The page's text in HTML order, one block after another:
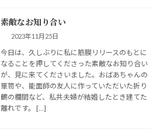
素敵なお知り合い
2023年11月25日
今日は、久しぶりに私に筋膜リリースのもとに
なることを押してくださった素敵なお知り合い
が、見に来てくださいました。おばあちゃんの
箪笥や、能面師の友人に作っていただいた折り
鶴の欄間など、私共夫婦が結婚したとき建てた
離れです。 […]